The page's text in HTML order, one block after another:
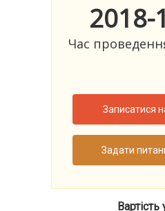
2018-
Час
Записатися
Задати
Вартість